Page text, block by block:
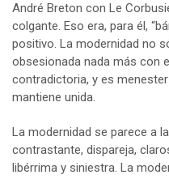
André Breton con Le
colgante. Eso era, para él,
positivo. La modernidad no
obsesionada nada más con
contradictoria, y es
mantiene unida.
La modernidad se parece a
contrastante, dispareja,
libérrima y siniestra. La